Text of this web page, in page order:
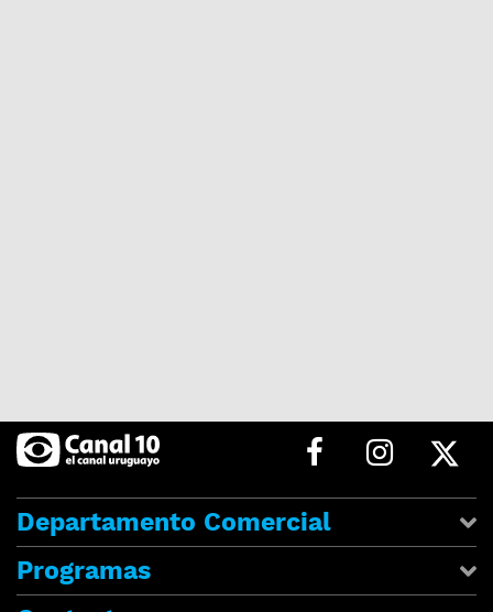
Departamento Comercial
Programas